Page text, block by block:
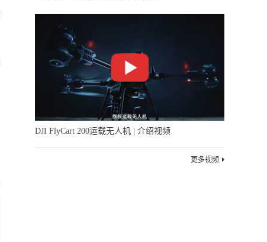
DJI FlyCart 200运载无人机 | 介绍视频
更多视频